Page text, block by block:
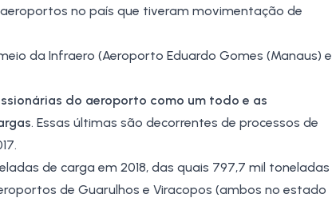
aeroportos no país que tiveram movimentação de
da Infraero (Aeroporto Eduardo Gomes (Manaus) e
do aeroporto como um todo e as
. Essas últimas são decorrentes de processos de
de carga em 2018, das quais 797,7 mil toneladas
de Guarulhos e Viracopos (ambos no estado